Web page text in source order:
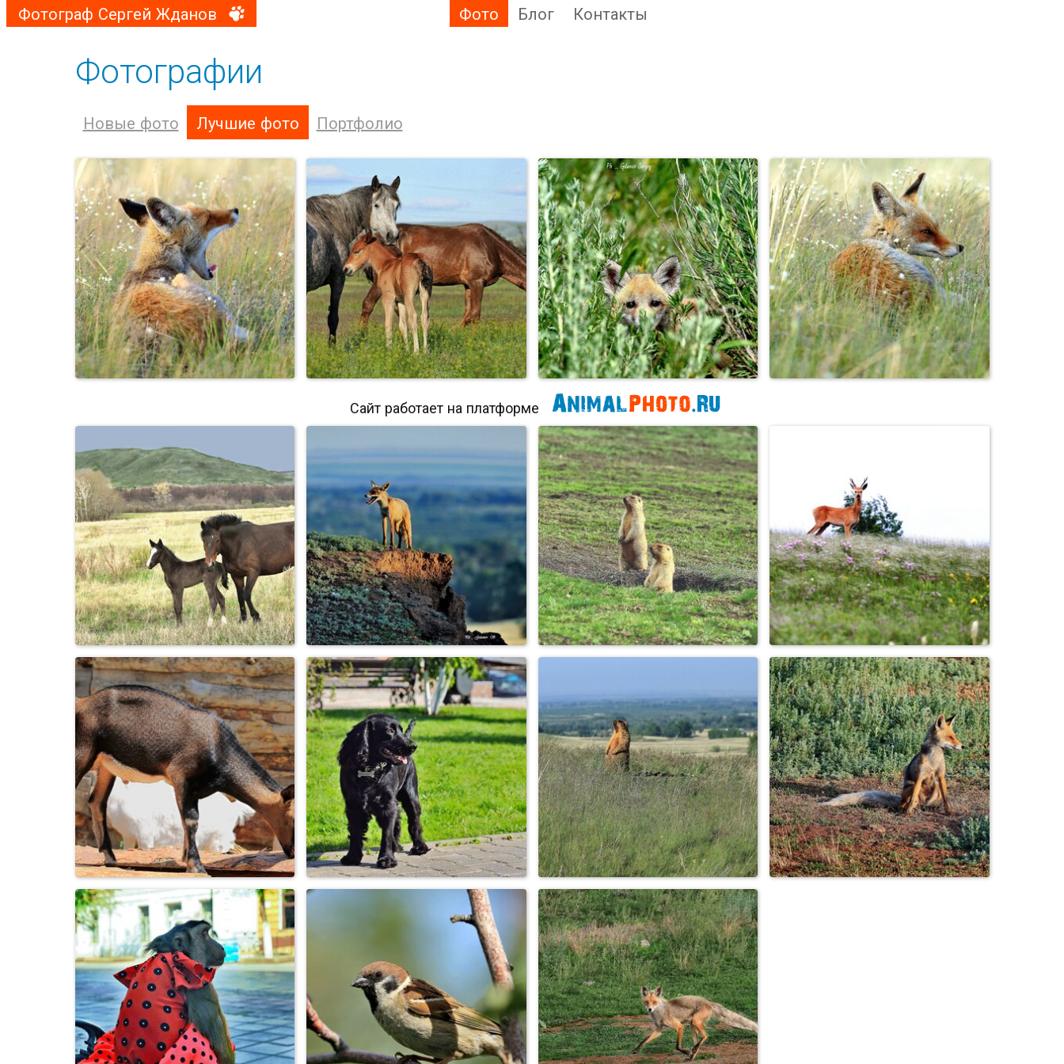
Фотограф Сергей Жданов Фото Блог Контакты
Фотографии
Новые фото Лучшие фото Портфолио
Рыжая проснулась ... ЛошадКи Вы кто ? Рыжий второгодник ...
Сайт работает на платформе
Скакунок и мама ... Лиса, утренняя охота ... Сурчиный дуэт ... РогоНосеЦ ...
Коза из Козьего царства Хорошее настроение ... Хозяин степной трёхнорки ...